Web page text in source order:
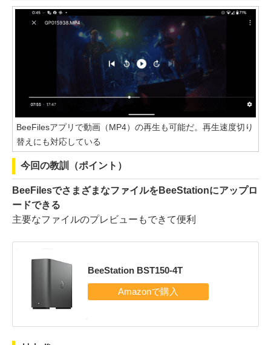
BeeFilesアプリで動画（MP4）の再生も可能だ。再生速度切り
替えにも対応している
今回の教訓（ポイント）
BeeFilesでさまざまなファイルをBeeStationにアップロ
ードできる
主要なファイルのプレビューもできて便利
BeeStation BST150-4T